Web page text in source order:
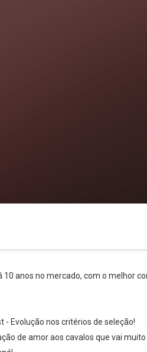
anos no mercado, com o melhor
- Evolução nos critérios de seleção!
de amor aos cavalos que vai